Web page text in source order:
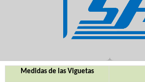
Medidas de las Viguetas